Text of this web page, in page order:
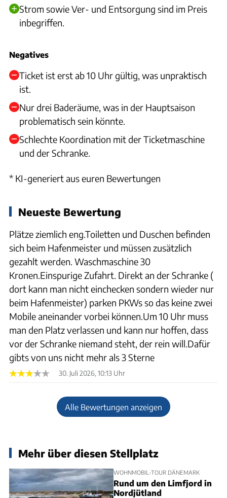
Strom sowie Ver- und Entsorgung sind im Preis
inbegriffen.
Negatives
Ticket ist erst ab 10 Uhr gültig, was unpraktisch
ist.
Nur drei Baderäume, was in der Hauptsaison
problematisch sein könnte.
Schlechte Koordination mit der Ticketmaschine
und der Schranke.
* KI-generiert aus euren Bewertungen
Neueste Bewertung
Plätze ziemlich eng.Toiletten und Duschen befinden
sich beim Hafenmeister und müssen zusätzlich
gezahlt werden. Waschmaschine 30
Kronen.Einspurige Zufahrt. Direkt an der Schranke (
dort kann man nicht einchecken sondern wieder nur
beim Hafenmeister) parken PKWs so das keine zwei
Mobile aneinander vorbei können.Um 10 Uhr muss
man den Platz verlassen und kann nur hoffen, dass
vor der Schranke niemand steht, der rein will.Dafür
gibts von uns nicht mehr als 3 Sterne
30. Juli 2026, 10:13 Uhr
Alle Bewertungen anzeigen
Mehr über diesen Stellplatz
WOHNMOBIL-TOUR DÄNEMARK
Rund um den Limfjord in
Nordjütland